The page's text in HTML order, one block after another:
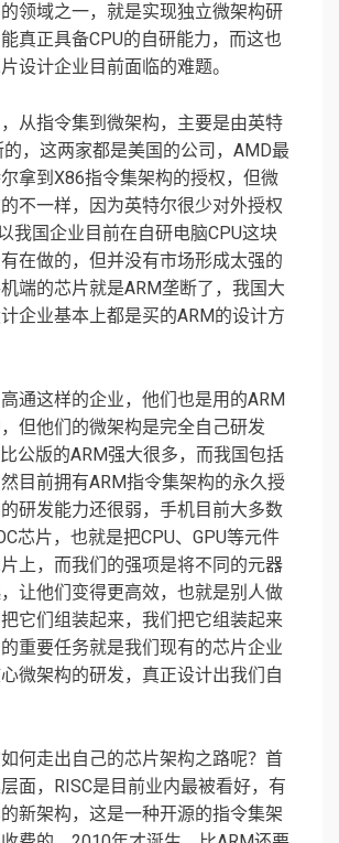
领域之一，就是实现独立微架构研
真正具备CPU的自研能力，而这也
设计企业目前面临的难题。
从指令集到微架构，主要是由英特
，这两家都是美国的公司，AMD最
拿到X86指令集架构的授权，但微
不一样，因为英特尔很少对外授权
我国企业目前在自研电脑CPU这块
在做的，但并没有市场形成太强的
端的芯片就是ARM垄断了，我国大
企业基本上都是买的ARM的设计方
通这样的企业，他们也是用的ARM
但他们的微架构是完全自己研发
公版的ARM强大很多，而我国包括
目前拥有ARM指令集架构的永久授
研发能力还很弱，手机目前大多数
芯片，也就是把CPU、GPU等元件
上，而我们的强项是将不同的元器
让他们变得更高效，也就是别人做
它们组装起来，我们把它组装起来
重要任务就是我们现有的芯片企业
微架构的研发，真正设计出我们自
何走出自己的芯片架构之路呢？首
面，RISC是目前业内最被看好，有
新架构，这是一种开源的指令集架